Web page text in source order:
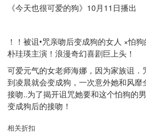
《今天也很可爱的狗》10月11日播出
！！被诅•咒亲吻后变成狗的女人 ×怕狗
朴珪瑛主演！浪漫奇幻喜剧巨上头！
可爱元气的女老师海娜，因为家族诅．
到凌晨就会变成狗，一次意外她和风
接吻..为了揭开诅咒她要和这个怕狗的
变成狗后的接吻！
相关折扣